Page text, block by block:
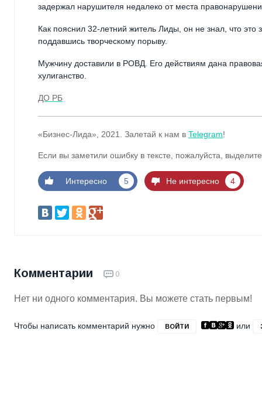
задержал нарушителя недалеко от места
Как пояснил 32-летний житель Лиды, он не знал, что это
поддавшись творческому порыву.
Мужчину доставили в РОВД. Его действиям дана
хулиганство.
ДО РБ
«Бизнес-Лида», 2021. Залетай к нам в Telegram!
Если вы заметили ошибку в тексте, пожалуйста,
Интересно 5 Не интересно 4
Комментарии 0
Нет ни одного комментария. Вы можете стать первым!
Чтобы написать комментарий нужно ВОЙТИ или